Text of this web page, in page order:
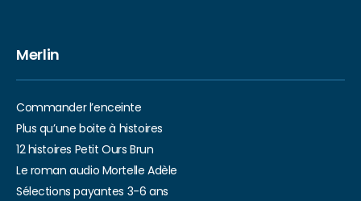
Merlin
Commander l’enceinte
Plus qu’une boite à histoires
12 histoires Petit Ours Brun
Le roman audio Mortelle Adèle
Sélections payantes 3-6 ans